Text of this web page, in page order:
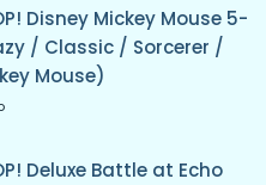
Disney Mickey Mouse 5-
/ Classic / Sorcerer /
Mouse)
Deluxe Battle at Echo